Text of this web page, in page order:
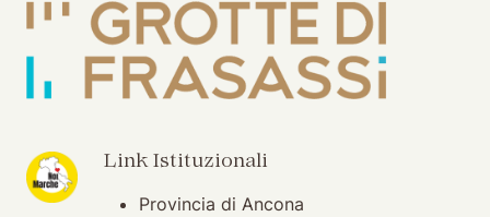
(apertura su nuova finestra)
Link Istituzionali
Provincia di Ancona